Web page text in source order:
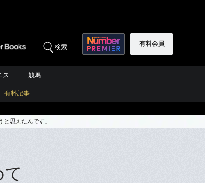
検索 有料会員
ス 競馬
有料記事
思えたんです」